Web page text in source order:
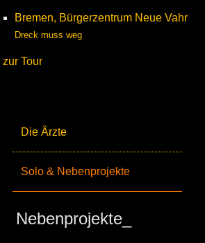
Die Ärzte
Solo & Nebenprojekte
Nebenprojekte_
Bremen, Bürgerzentrum Neue Vahr
Dreck muss weg
zur Tour